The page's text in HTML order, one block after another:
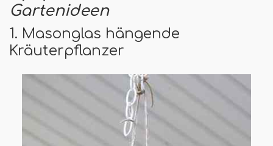
Gartenideen
1. Masonglas hängende
Kräuterpflanzer